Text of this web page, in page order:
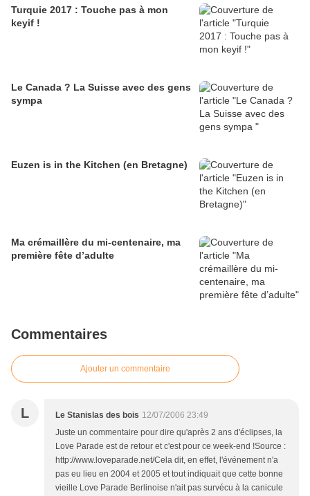
Turquie 2017 : Touche pas à mon
keyif !
Le Canada ? La Suisse avec des gens
sympa
Euzen is in the Kitchen (en Bretagne)
Ma crémaillère du mi-centenaire, ma
première fête d’adulte
Commentaires
Ajouter un commentaire
L Le Stanislas des bois 12/07/2006 23:49
Juste un commentaire pour dire qu'après 2 ans d'éclipses, la
Love Parade est de retour et c'est pour ce week-end !Source :
http://www.loveparade.net/Cela dit, en effet, l'événement n'a
pas eu lieu en 2004 et 2005 et tout indiquait que cette bonne
vieille Love Parade Berlinoise n'ait pas survécu à la canicule